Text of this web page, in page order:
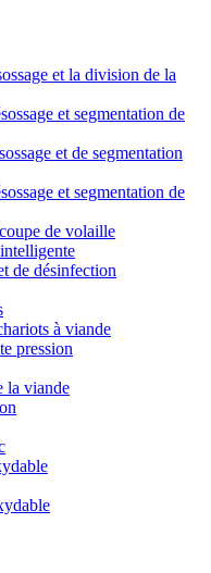
et la division de la
et segmentation de
et de segmentation
et segmentation de
de volaille
de désinfection
à viande
pression
la viande